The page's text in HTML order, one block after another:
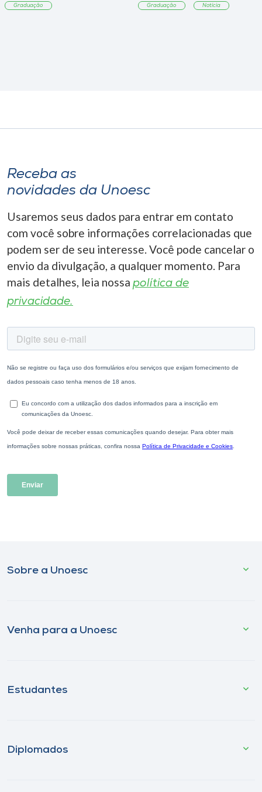
Graduação Graduação Notícia
Receba as
novidades da Unoesc
Usaremos seus dados para entrar em contato
com você sobre informações correlacionadas que
podem ser de seu interesse. Você pode cancelar o
envio da divulgação, a qualquer momento. Para
mais detalhes, leia nossa política de
privacidade.
Sobre a Unoesc
Venha para a Unoesc
Estudantes
Diplomados